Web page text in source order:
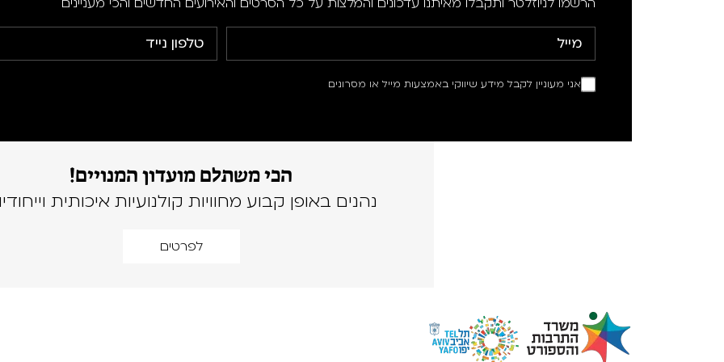
אני מעוניין לקבל מידע שיווקי באמצעות מייל או מסרונים
הכי משתלם מועדון המנויים!
נהנים באופן קבוע מחוויות קולנועיות איכותית
לפרטים